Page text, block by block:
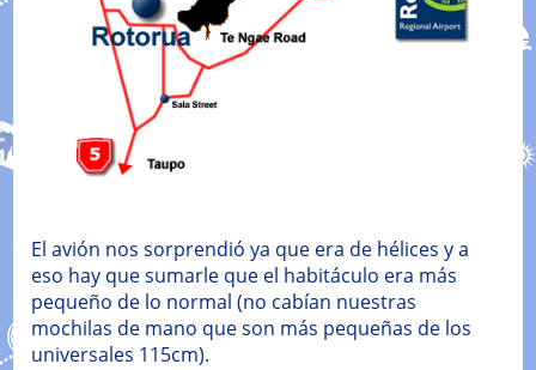
El avión nos sorprendió ya que era de hélices y a
eso hay que sumarle que el habitáculo era más
pequeño de lo normal (no cabían nuestras
mochilas de mano que son más pequeñas de los
universales 115cm).